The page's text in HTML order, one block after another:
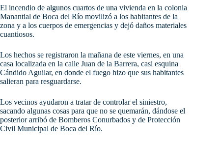
El incendio de algunos cuartos de una vivienda en la colonia
Manantial de Boca del Río movilizó a los habitantes de la
zona y a los cuerpos de emergencias y dejó daños materiales
cuantiosos.
Los hechos se registraron la mañana de este viernes, en una
casa localizada en la calle Juan de la Barrera, casi esquina
Cándido Aguilar, en donde el fuego hizo que sus habitantes
salieran para resguardarse.
Los vecinos ayudaron a tratar de controlar el siniestro,
sacando algunas cosas para que no se quemarán, dándose el
posterior arribó de Bomberos Conurbados y de Protección
Civil Municipal de Boca del Río.